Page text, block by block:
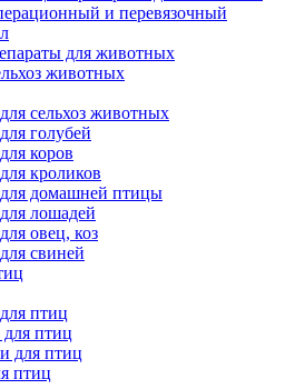
и перевязочный
для животных
животных
сельхоз животных
голубей
коров
кроликов
домашней птицы
лошадей
овец, коз
свиней
птиц
птиц
для птиц
птиц